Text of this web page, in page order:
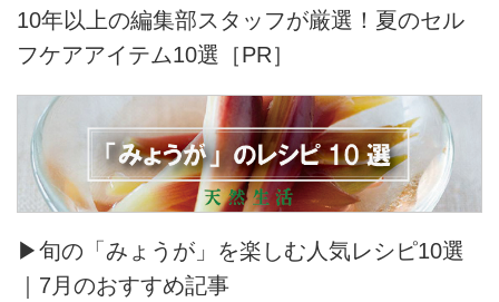
10年以上の編集部スタッフが厳選！夏のセル
フケアアイテム10選［PR］
▶旬の「みょうが」を楽しむ人気レシピ10選
｜7月のおすすめ記事